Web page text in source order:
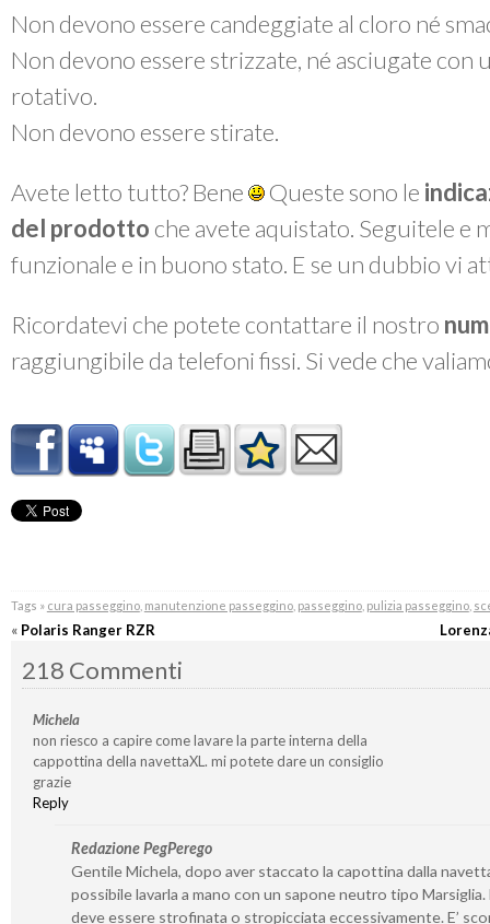
Non devono essere candeggiate al cloro né
Non devono essere strizzate, né asciugate con
rotativo.
Non devono essere stirate.
Avete letto tutto? Bene Queste sono le
del prodotto che avete aquistato. Seguitele
funzionale e in buono stato. E se un dubbio vi
Ricordatevi che potete contattare il nostro
raggiungibile da telefoni fissi. Si vede che
Tags » cura passeggino, manutenzione passeggino, passeggino, pulizia passeggino,
« Polaris Ranger RZR
218 Commenti
Michela
non riesco a capire come lavare la parte interna della
cappottina della navettaXL. mi potete dare un consiglio
grazie
Reply
Redazione PegPerego
Gentile Michela, dopo aver staccato la capottina dalla
possibile lavarla a mano con un sapone neutro tipo Marsiglia.
deve essere strofinata o stropicciata eccessivamente. E’